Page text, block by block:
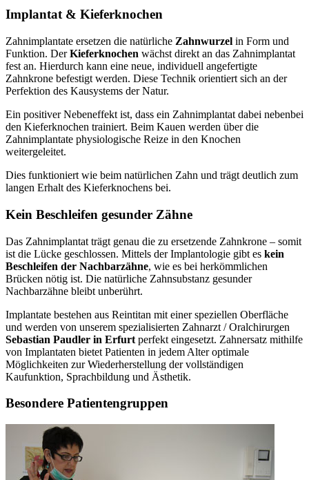
Implantat & Kieferknochen
Zahnimplantate ersetzen die natürliche Zahnwurzel in Form und
Funktion. DerKieferknochen wächst direkt an das Zahnimplantat
fest an. Hierdurch kann eine neue, individuell angefertigte
Zahnkrone befestigt werden. Diese Technik orientiert sich an der
Perfektion des Kausystems der Natur.
Ein positiver Nebeneffekt ist, dass ein Zahnimplantat dabei nebenbei
den Kieferknochen trainiert. Beim Kauen werden über die
Zahnimplantate physiologische Reize in den Knochen
weitergeleitet.
Dies funktioniert wie beim natürlichen Zahn und trägt deutlich zum
langen Erhalt des Kieferknochens bei.
Kein Beschleifen gesunder Zähne
Das Zahnimplantat trägt genau die zu ersetzende Zahnkrone – somit
ist die Lücke geschlossen. Mittels der Implantologie gibt es kein
Beschleifen der Nachbarzähne, wie es bei herkömmlichen
Brücken nötig ist. Die natürliche Zahnsubstanz gesunder
Nachbarzähne bleibt unberührt.
Implantate bestehen aus Reintitan mit einer speziellen Oberfläche
und werden von unserem spezialisierten Zahnarzt / Oralchirurgen
Sebastian Paudler in Erfurt perfekt eingesetzt. Zahnersatz mithilfe
von Implantaten bietet Patienten in jedem Alter optimale
Möglichkeiten zur Wiederherstellung der vollständigen
Kaufunktion, Sprachbildung und Ästhetik.
Besondere Patientengruppen